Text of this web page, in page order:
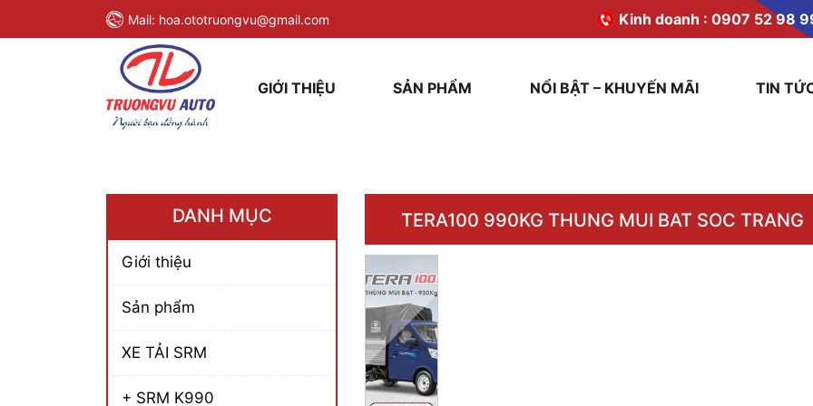
Mail: hoa.ototruongvu@gmail.com Kinh doanh : 0907 52 98
GIỚI THIỆU SẢN PHẨM NỔI BẬT – KHUYẾN MÃI TIN
DANH MỤC
Giới thiệu
Sản phẩm
XE TẢI SRM
+ SRM K990
TERA100 990KG THUNG MUI BAT SOC TRANG